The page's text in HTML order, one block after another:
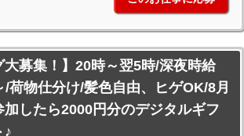
大募集！】20時～翌5時/深夜時給
/荷物仕分け/髪色自由、ヒゲOK/8月
加したら2000円分のデジタルギフ
♪